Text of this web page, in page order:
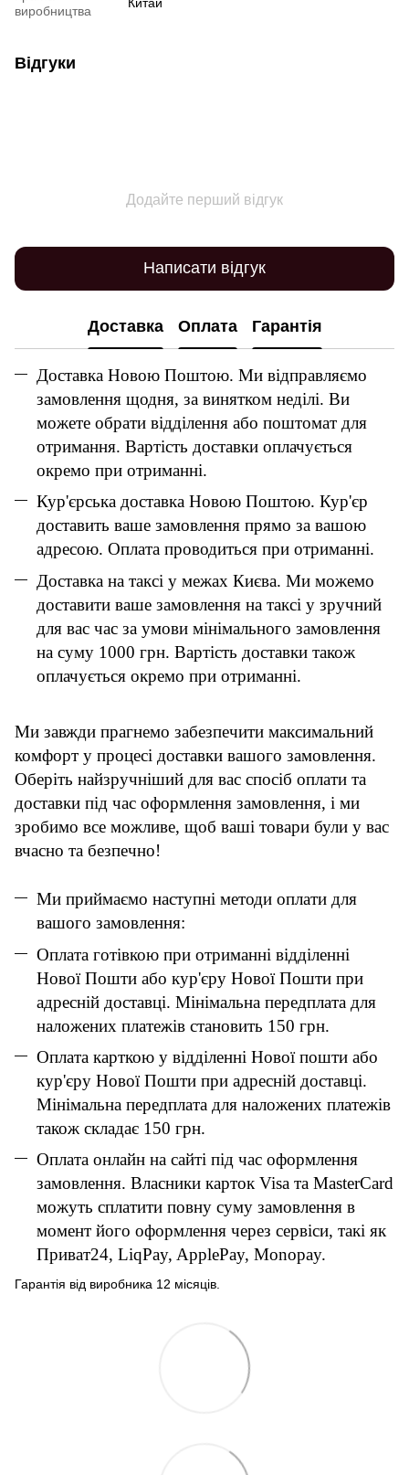
виробництва
Відгуки
Додайте перший відгук
Написати відгук
Доставка Оплата Гарантія
Доставка Новою Поштою. Ми відправляємо
замовлення щодня, за винятком неділі. Ви
можете обрати відділення або поштомат для
отримання. Вартість доставки оплачується
окремо при отриманні.
Кур'єрська доставка Новою Поштою. Кур'єр
доставить ваше замовлення прямо за вашою
адресою. Оплата проводиться при отриманні.
Доставка на таксі у межах Києва. Ми можемо
доставити ваше замовлення на таксі у зручний
для вас час за умови мінімального замовлення
на суму 1000 грн. Вартість доставки також
оплачується окремо при отриманні.
Ми завжди прагнемо забезпечити максимальний
комфорт у процесі доставки вашого замовлення.
Оберіть найзручніший для вас спосіб оплати та
доставки під час оформлення замовлення, і ми
зробимо все можливе, щоб ваші товари були у вас
вчасно та безпечно!
Ми приймаємо наступні методи оплати для
вашого замовлення:
Оплата готівкою при отриманні відділенні
Нової Пошти або кур'єру Нової Пошти при
адресній доставці. Мінімальна передплата для
наложених платежів становить 150 грн.
Оплата карткою у відділенні Нової пошти або
кур'єру Нової Пошти при адресній доставці.
Мінімальна передплата для наложених платежів
також складає 150 грн.
Оплата онлайн на сайті під час оформлення
замовлення. Власники карток Visa та MasterCard
можуть сплатити повну суму замовлення в
момент його оформлення через сервіси, такі як
Приват24, LiqPay, ApplePay, Monopay.
Гарантія від виробника 12 місяців.